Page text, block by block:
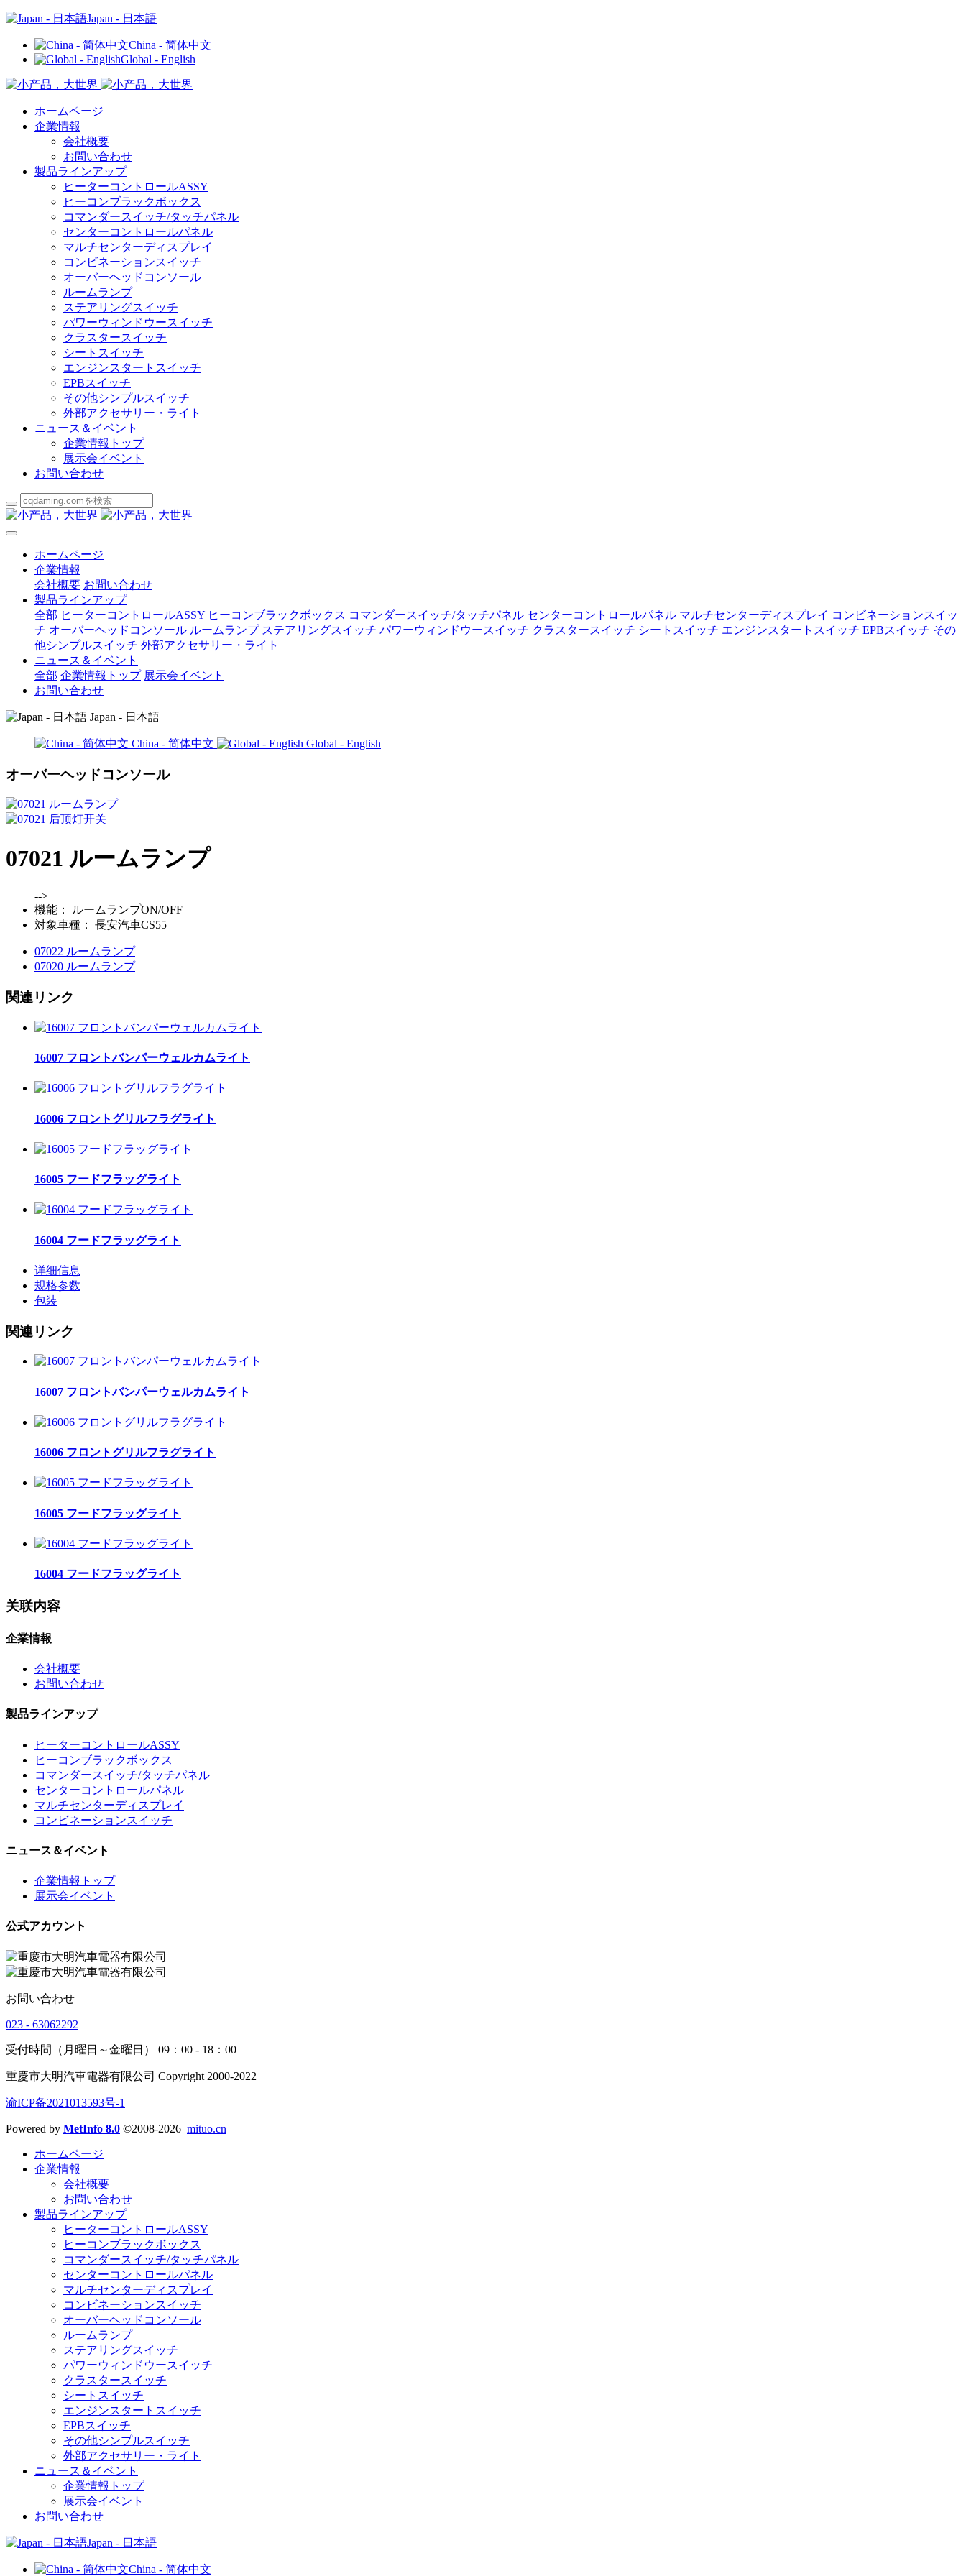
Japan - 日本語
China - 简体中文
Global - English
ホームページ
企業情報
会社概要
お問い合わせ
製品ラインアップ
ヒーターコントロールASSY
ヒーコンブラックボックス
コマンダースイッチ/タッチパネル
センターコントロールパネル
マルチセンターディスプレイ
コンビネーションスイッチ
オーバーヘッドコンソール
ルームランプ
ステアリングスイッチ
パワーウィンドウースイッチ
クラスタースイッチ
シートスイッチ
エンジンスタートスイッチ
EPBスイッチ
その他シンプルスイッチ
外部アクセサリー・ライト
ニュース＆イベント
企業情報トップ
展示会イベント
お問い合わせ
ホームページ
企業情報
会社概要 お問い合わせ
製品ラインアップ
全部 ヒーターコントロールASSY ヒーコンブラックボックス コマンダースイッチ/タッチパネル センターコントロールパネル マルチセンターディスプレイ コンビネーションスイッ
チ オーバーヘッドコンソール ルームランプ ステアリングスイッチ パワーウィンドウースイッチ クラスタースイッチ シートスイッチ エンジンスタートスイッチ EPBスイッチ その
他シンプルスイッチ 外部アクセサリー・ライト
ニュース＆イベント
全部 企業情報トップ 展示会イベント
お問い合わせ
Japan - 日本語
China - 简体中文 Global - English
オーバーヘッドコンソール
07021 ルームランプ
-->
機能：
ルームランプON/OFF
対象車種：
長安汽車CS55
07022 ルームランプ
07020 ルームランプ
関連リンク
16007 フロントバンパーウェルカムライト
16006 フロントグリルフラグライト
16005 フードフラッグライト
16004 フードフラッグライト
详细信息
规格参数
包装
関連リンク
16007 フロントバンパーウェルカムライト
16006 フロントグリルフラグライト
16005 フードフラッグライト
16004 フードフラッグライト
关联内容
企業情報
会社概要
お問い合わせ
製品ラインアップ
ヒーターコントロールASSY
ヒーコンブラックボックス
コマンダースイッチ/タッチパネル
センターコントロールパネル
マルチセンターディスプレイ
コンビネーションスイッチ
ニュース＆イベント
企業情報トップ
展示会イベント
公式アカウント
お問い合わせ
023 - 63062292
受付時間（月曜日～金曜日） 09：00 - 18：00
重慶市大明汽車電器有限公司 Copyright 2000-2022
渝ICP备2021013593号-1
Powered by MetInfo 8.0 ©2008-2026 mituo.cn
ホームページ
企業情報
会社概要
お問い合わせ
製品ラインアップ
ヒーターコントロールASSY
ヒーコンブラックボックス
コマンダースイッチ/タッチパネル
センターコントロールパネル
マルチセンターディスプレイ
コンビネーションスイッチ
オーバーヘッドコンソール
ルームランプ
ステアリングスイッチ
パワーウィンドウースイッチ
クラスタースイッチ
シートスイッチ
エンジンスタートスイッチ
EPBスイッチ
その他シンプルスイッチ
外部アクセサリー・ライト
ニュース＆イベント
企業情報トップ
展示会イベント
お問い合わせ
Japan - 日本語
China - 简体中文